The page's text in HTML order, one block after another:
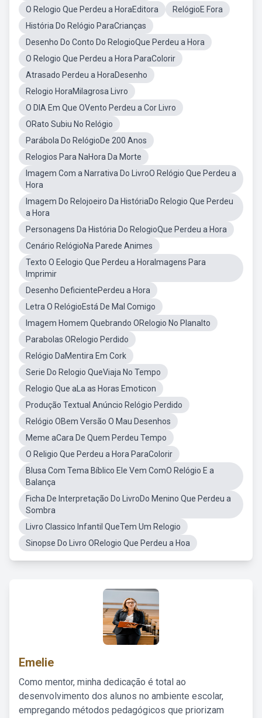
O Relogio Que Perdeu a HoraEditora
RelógioE Fora
História Do Relógio ParaCrianças
Desenho Do Conto Do RelogioQue Perdeu a Hora
O Relogio Que Perdeu a Hora ParaColorir
Atrasado Perdeu a HoraDesenho
Relogio HoraMilagrosa Livro
O DIA Em Que OVento Perdeu a Cor Livro
ORato Subiu No Relógio
Parábola Do RelógioDe 200 Anos
Relogios Para NaHora Da Morte
Imagem Com a Narrativa Do LivroO Relógio Que Perdeu a
Hora
Imagem Do Relojoeiro Da HistóriaDo Relogio Que Perdeu
a Hora
Personagens Da História Do RelogioQue Perdeu a Hora
Cenário RelógioNa Parede Animes
Texto O Eelogio Que Perdeu a HoraImagens Para
Imprimir
Desenho DeficientePerdeu a Hora
Letra O RelógioEstá De Mal Comigo
Imagem Homem Quebrando ORelogio No Planalto
Parabolas ORelogio Perdido
Relógio DaMentira Em Cork
Serie Do Relogio QueViaja No Tempo
Relogio Que aLa as Horas Emoticon
Produção Textual Anúncio Relógio Perdido
Relógio OBem Versão O Mau Desenhos
Meme aCara De Quem Perdeu Tempo
O Religio Que Perdeu a Hora ParaColorir
Blusa Com Tema Bíblico Ele Vem ComO Relógio E a
Balança
Ficha De Interpretação Do LivroDo Menino Que Perdeu a
Sombra
Livro Classico Infantil QueTem Um Relogio
Sinopse Do Livro ORelogio Que Perdeu a Hoa
Emelie
Como mentor, minha dedicação é total ao
desenvolvimento dos alunos no ambiente escolar,
empregando métodos pedagógicos que priorizam